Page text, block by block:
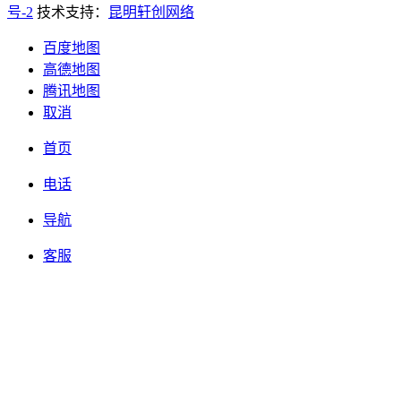
号-2 技术支持： 昆明轩创网络
百度地图
高德地图
腾讯地图
取消
首页
电话
导航
客服